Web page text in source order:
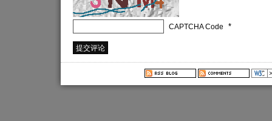
CAPTCHA Code *